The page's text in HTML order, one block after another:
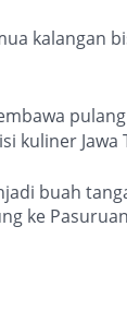
kalangan
kuliner Jawa
buah
ke